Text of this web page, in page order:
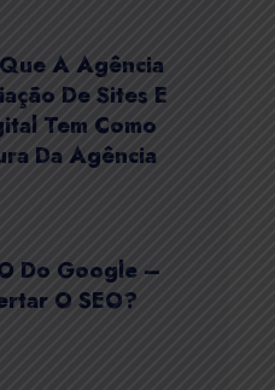
A Agência
De Sites E
Tem Como
Da Agência
Do Google –
O SEO?